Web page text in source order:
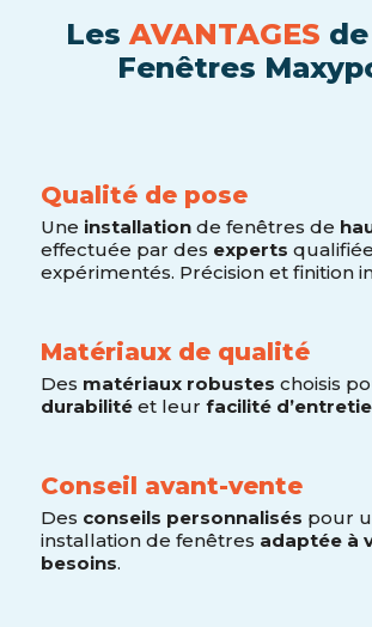
LesAVANTAGES
Fenêtres
Qualité de pose
Une installationde fenêtres de
effectuée par des experts
expérimentés. Précision et finition
Matériaux de qualité
Des matériaux robustes choisis
durabilitéet leur facilité
Conseil avant-vente
Des conseils personnalisés pour
installation de fenêtres adaptée à
besoins.